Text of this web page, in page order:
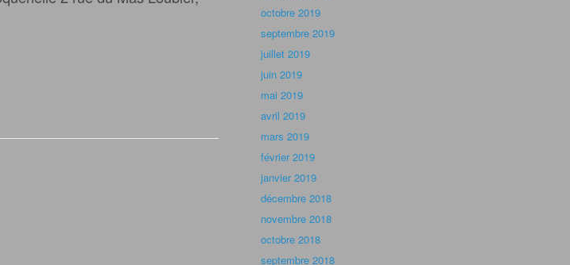
octobre 2019
septembre 2019
juillet 2019
juin 2019
mai 2019
avril 2019
mars 2019
février 2019
janvier 2019
décembre 2018
novembre 2018
octobre 2018
septembre 2018